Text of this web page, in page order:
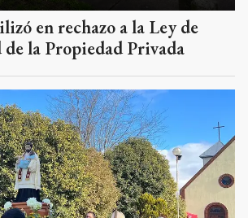
en rechazo a la Ley de
la Propiedad Privada